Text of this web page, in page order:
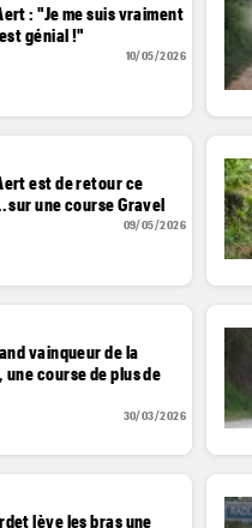
: "Je me suis vraiment
génial !"
10/05/2026
est de retour ce
sur une course Gravel
09/05/2026
vainqueur de la
une course de plus de
30/03/2026
lève les bras une